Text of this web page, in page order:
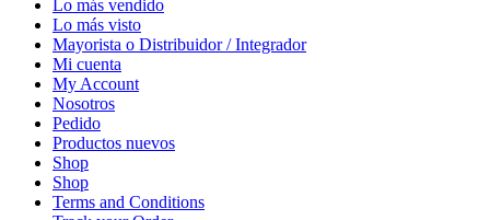
Lo más vendido
Lo más visto
Mayorista o Distribuidor / Integrador
Mi cuenta
My Account
Nosotros
Pedido
Productos nuevos
Shop
Shop
Terms and Conditions